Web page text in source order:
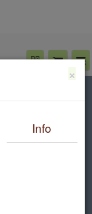
×
Info